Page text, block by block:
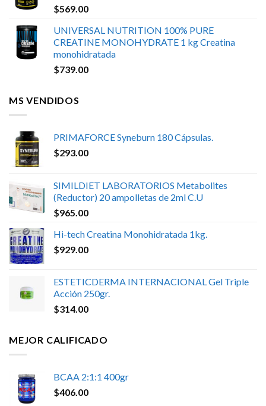
$569.00
UNIVERSAL NUTRITION 100% PURE
CREATINE MONOHYDRATE 1 kg Creatina
monohidratada
$739.00
MS VENDIDOS
PRIMAFORCE Syneburn 180 Cápsulas.
$293.00
SIMILDIET LABORATORIOS Metabolites
(Reductor) 20 ampolletas de 2ml C.U
$965.00
Hi-tech Creatina Monohidratada 1kg.
$929.00
ESTETICDERMA INTERNACIONAL Gel Triple
Acción 250gr.
$314.00
MEJOR CALIFICADO
BCAA 2:1:1 400gr
$406.00